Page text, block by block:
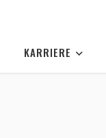
KARRIERE